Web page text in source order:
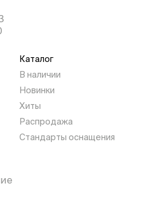
Каталог
В наличии
Новинки
Хиты
Распродажа
Стандарты оснащения